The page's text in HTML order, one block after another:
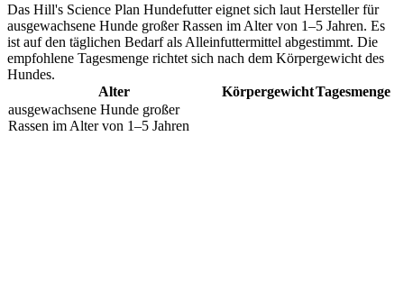
Das Hill's Science Plan Hundefutter eignet sich laut Hersteller für
ausgewachsene Hunde großer Rassen im Alter von 1–5 Jahren. Es
ist auf den täglichen Bedarf als Alleinfuttermittel abgestimmt. Die
empfohlene Tagesmenge richtet sich nach dem Körpergewicht des
Hundes.
Alter
KörpergewichtTagesmenge
ausgewachsene Hunde großer
Rassen im Alter von 1–5 Jahren